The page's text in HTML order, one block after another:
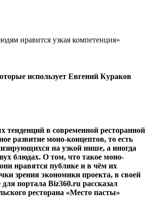
нравится узкая компетенция»
использует Евгений Кураков
тенденций в современной ресторанной
развитие моно-концептов, то есть
на узкой нише, а иногда
блюдах. О том, что такое моно-
нравятся публике и в чём их
зрения экономики проекта, в своей
портала Biz360.ru рассказал
ресторана «Место пасты»